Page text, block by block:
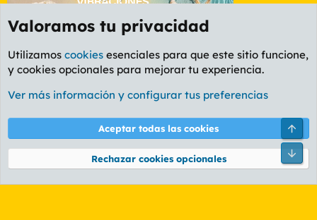
Foro General
Cookies
PL OLDSTYLE AMARILLO
Términos y reglas Política de privacidad Ayuda
Community platform by XenForo® © 2010-2026 XenForo Ltd.
Valoramos tu privacidad
Utilizamos cookies esenciales para que este sitio funcione,
y cookies opcionales para mejorar tu experiencia.
Ver más información y configurar tus preferencias
Aceptar todas las cookies
Rechazar cookies opcionales
Pie